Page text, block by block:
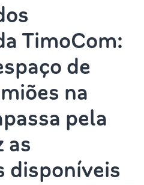
TimoCom:
de
na
pela
as
disponíveis